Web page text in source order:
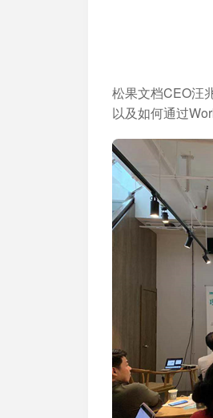
松果文档CEO汪
以及如何通过